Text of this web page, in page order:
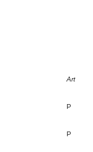
Art
P
P